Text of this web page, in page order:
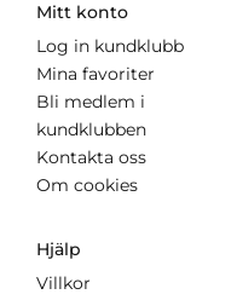
Mitt konto
Log in kundklubb
Mina favoriter
Bli medlem i
kundklubben
Kontakta oss
Om cookies
Hjälp
Villkor